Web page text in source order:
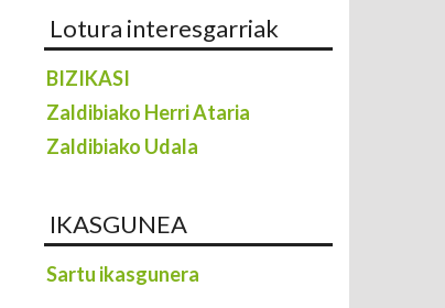
Lotura interesgarriak
BIZIKASI
Zaldibiako Herri Ataria
Zaldibiako Udala
IKASGUNEA
Sartu ikasgunera